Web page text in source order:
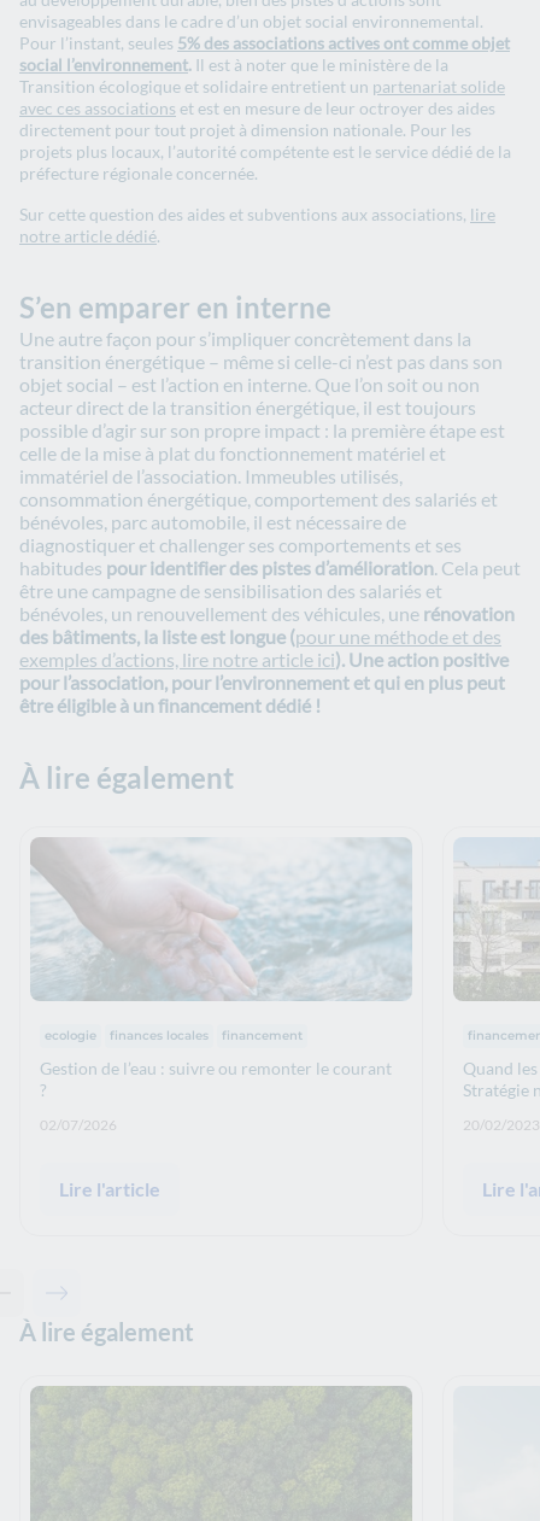
envisageables dans le cadre d’un objet social environnemental.
Pour l’instant, seules 5% des associations actives ont comme objet
social l’environnement. Il est à noter que le ministère de la
Transition écologique et solidaire entretient un partenariat solide
avec ces associations et est en mesure de leur octroyer des aides
directement pour tout projet à dimension nationale. Pour les
projets plus locaux, l’autorité compétente est le service dédié de la
préfecture régionale concernée.
Sur cette question des aides et subventions aux associations, lire
notre article dédié.
S’en emparer en interne
Une autre façon pour s’impliquer concrètement dans la
transition énergétique – même si celle-ci n’est pas dans son
objet social – est l’action en interne. Que l’on soit ou non
acteur direct de la transition énergétique, il est toujours
possible d’agir sur son propre impact : la première étape est
celle de la mise à plat du fonctionnement matériel et
immatériel de l’association. Immeubles utilisés,
consommation énergétique, comportement des salariés et
bénévoles, parc automobile, il est nécessaire de
diagnostiquer et challenger ses comportements et ses
habitudes pour identifier des pistes d’amélioration. Cela peut
être une campagne de sensibilisation des salariés et
bénévoles, un renouvellement des véhicules, une rénovation
des bâtiments, la liste est longue (pour une méthode et des
exemples d’actions, lire notre article ici). Une action positive
pour l’association, pour l’environnement et qui en plus peut
être éligible à un financement dédié !
À lire également
Thématiques :
ecologie finances locales financement
Gestion de l’eau : suivre ou remonter le courant
?
Date de publication: :
02/07/2026
Lire l'article
Quand
Stratégie
Date de
20/02/2023
Lire
Contenu précédent - À lire également
Contenu suivant - À lire également
À lire également